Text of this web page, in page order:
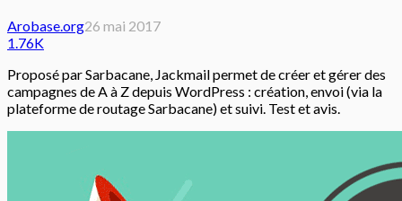
Arobase.org26 mai 2017
1.76K
Proposé par Sarbacane, Jackmail permet de créer et gérer des
campagnes de A à Z depuis WordPress : création, envoi (via la
plateforme de routage Sarbacane) et suivi. Test et avis.